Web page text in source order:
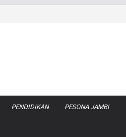
PENDIDIKAN PESONA JAMBI